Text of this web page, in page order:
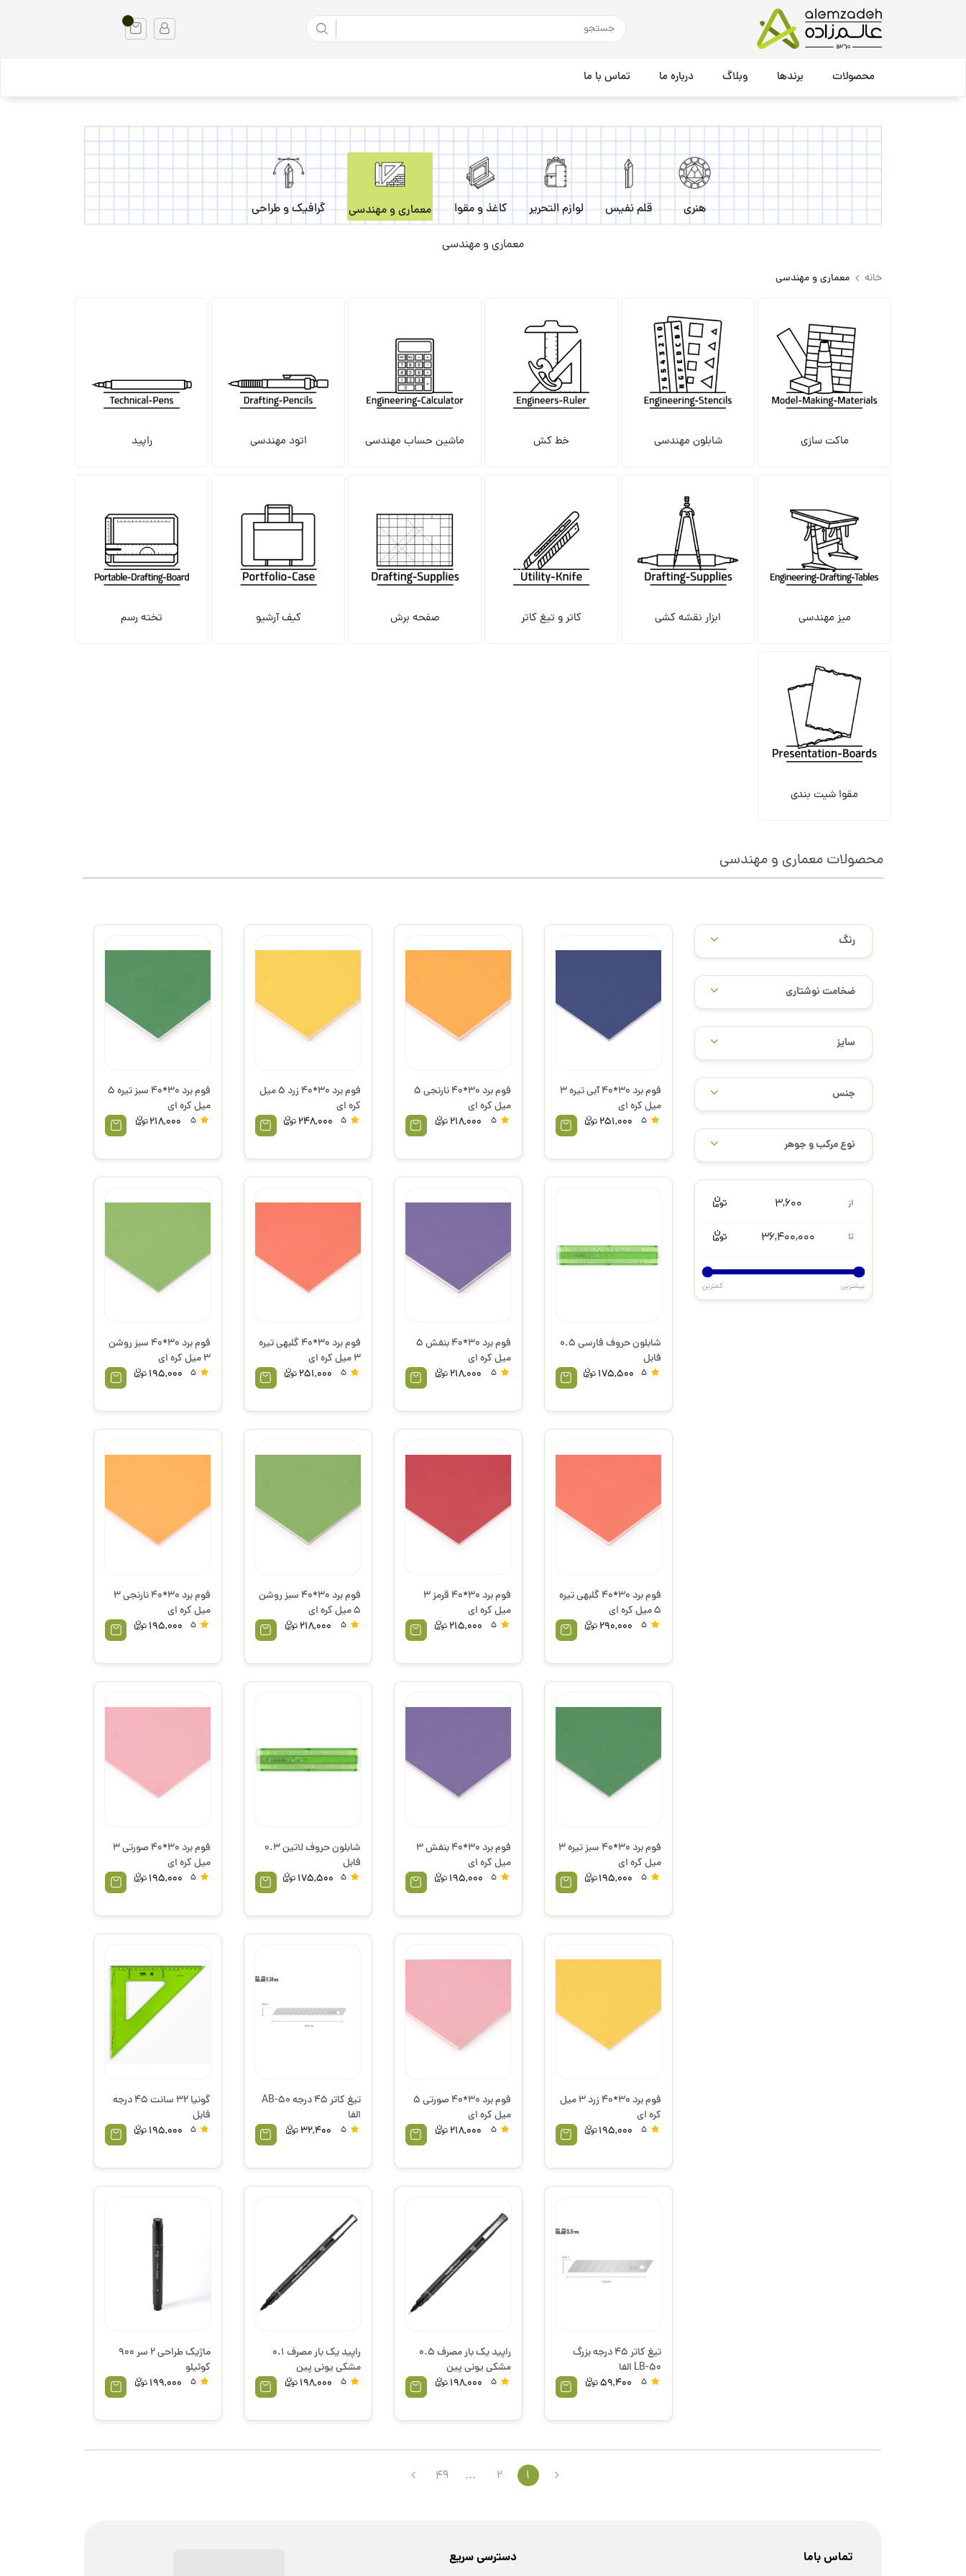
محصولات برندها وبلاگ درباره ما تماس با ما
هنری قلم نفیس لوازم التحریر کاغذ و مقوا معماری و مهندسی گرافیک و طراحی
معماری و مهندسی
خانه معماری و مهندسی
ماکت سازی شابلون مهندسی خط کش ماشین حساب مهندسی اتود مهندسی راپید
میز مهندسی ابزار نقشه کشی کاتر و تیغ کاتر صفحه برش کیف آرشیو تخته رسم
مقوا شیت بندی
محصولات معماری و مهندسی
/
رنگ
ضخامت نوشتاری
سایز
جنس
نوع مرکب و جوهر
از 3,600
تا 36,400,000
بیشترین کمترین
فوم برد 30*40 آبی تیره 3
میل کره ای
5
251,000
فوم برد 30*40 نارنجی 5
میل کره ای
5
218,000
فوم برد 30*40 زرد 5 میل
کره ای
5
248,000
فوم برد 30*40 سبز تیره 5
میل کره ای
218,000
شابلون حروف فارسی 0.5
فابل
5
175,500
فوم برد 30*40 بنفش 5
میل کره ای
5
218,000
فوم برد 30*40 گلبهی تیره
3 میل کره ای
5
251,000
فوم برد 30*40 سبز روشن
3 میل کره ای
195,000
فوم برد 30*40 گلبهی تیره
5 میل کره ای
5
290,000
فوم برد 30*40 قرمز 3
میل کره ای
5
215,000
فوم برد 30*40 سبز روشن
5 میل کره ای
5
218,000
فوم برد 30*40 نارنجی 3
میل کره ای
195,000
فوم برد 30*40 سبز تیره 3
میل کره ای
5
195,000
فوم برد 30*40 بنفش 3
میل کره ای
5
195,000
شابلون حروف لاتین 0.3
فابل
5
175,500
فوم برد 30*40 صورتی 3
میل کره ای
195,000
فوم برد 30*40 زرد 3 میل
کره ای
5
195,000
فوم برد 30*40 صورتی 5
میل کره ای
5
218,000
تیغ کاتر 45 درجه AB-50
الفا
5
32,400
گونیا 32 سانت 45 درجه
فابل
195,000
تیغ کاتر 45 درجه بزرگ
LB-50 الفا
5
59,400
راپید یک بار مصرف 0.5
مشکی یونی پین
5
198,000
راپید یک بار مصرف 0.1
مشکی یونی پین
5
198,000
ماژیک طراحی 2 سر 900
کوئیلو
199,000
1
2
...
49
تماس باما دسترسی سریع